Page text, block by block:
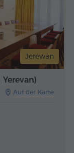
Jerewan
Auf der Karte